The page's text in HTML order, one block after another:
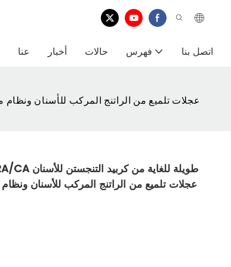
عنا أخبار حالات فهرس اتصل بنا